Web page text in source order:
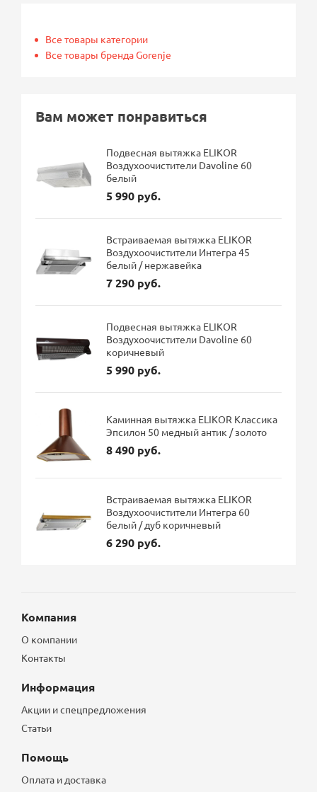
Все товары категории
Все товары бренда Gorenje
Вам может понравиться
Подвесная вытяжка ELIKOR
Воздухоочистители Davoline 60
белый
5 990 руб.
Встраиваемая вытяжка ELIKOR
Воздухоочистители Интегра 45
белый / нержавейка
7 290 руб.
Подвесная вытяжка ELIKOR
Воздухоочистители Davoline 60
коричневый
5 990 руб.
Каминная вытяжка ELIKOR Классика
Эпсилон 50 медный антик / золото
8 490 руб.
Встраиваемая вытяжка ELIKOR
Воздухоочистители Интегра 60
белый / дуб коричневый
6 290 руб.
Компания
О компании
Контакты
Информация
Акции и спецпредложения
Статьи
Помощь
Оплата и доставка